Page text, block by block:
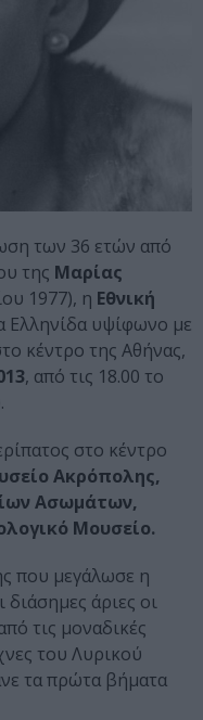
των 36 ετών από
της Μαρίας
1977), η Εθνική
Ελληνίδα υψίφωνο με
κέντρο της Αθήνας,
, από τις 18.00 το
στο κέντρο
Ακρόπολης,
Ασωμάτων,
Μουσείο.
που μεγάλωσε η
άριες οι
τις μοναδικές
του Λυρικού
τα πρώτα βήματα